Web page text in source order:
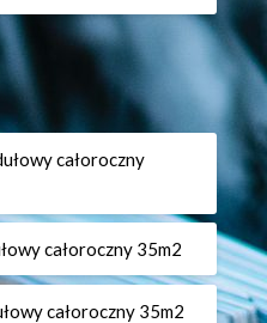
całoroczny
całoroczny 35m2
całoroczny 35m2